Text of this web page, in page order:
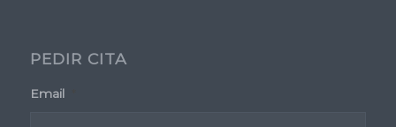
PEDIR CITA
Email